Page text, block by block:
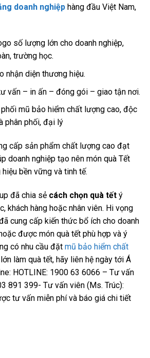
doanh nghiệp hàng đầu Việt Nam,
số lượng lớn cho doanh nghiệp,
trường học.
nhận diện thương hiệu.
vấn – in ấn – đóng gói – giao tận nơi.
mũ bảo hiểm chất lượng cao, độc
phân phối, đại lý
cấp sản phẩm chất lượng cao đạt
doanh nghiệp tạo nên món quà Tết
bền vững và tinh tế.
đã chia sẻ cách chọn quà tết ý
khách hàng hoặc nhân viên. Hi vọng
cung cấp kiến thức bổ ích cho doanh
được món quà tết phù hợp và ý
có nhu cầu đặt mũ bảo hiểm chất
làm quà tết, hãy liên hệ ngày tới Á
HOTLINE: 1900 63 6066 – Tư vấn
891 399- Tư vấn viên (Ms. Trúc):
tư vấn miễn phí và báo giá chi tiết